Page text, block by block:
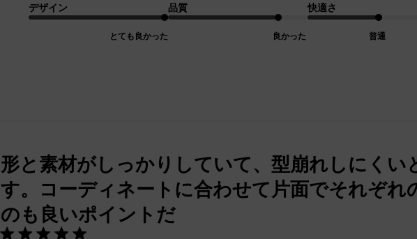
デザイン
とても良かった
品質
良かった
快適さ
普通
形と素材がしっかりしていて、型崩れしにくい
す。コーディネートに合わせて片面でそれぞれ
のも良いポイントだ